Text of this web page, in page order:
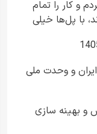
و کار را تمام
با پل‌ها خیلی
از یک
و وحدت ملی
و بهینه سازی